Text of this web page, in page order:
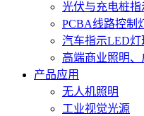
光伏与充电桩指
PCBA线路控制
汽车指示LED灯
高端商业照明
产品应用
无人机照明
工业视觉光源